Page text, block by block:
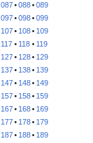
087•088•089
097•098•099
107• 108• 109
117 • 118 • 119
127• 128• 129
137• 138• 139
147• 148• 149
157• 158• 159
167• 168• 169
177• 178• 179
187• 188• 189